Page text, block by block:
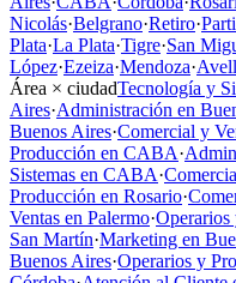
Nicolás·Belgrano·Retiro·
Plata·La Plata·Tigre·San
López·Ezeiza·Mendoza·
Área × ciudadTecnología y
Aires·Administración en
Buenos Aires·Comercial y
Producción en CABA·
Sistemas en CABA·
Producción en Rosario·
Ventas en Palermo·Operarios
San Martín·Marketing en
Buenos Aires·Operarios y